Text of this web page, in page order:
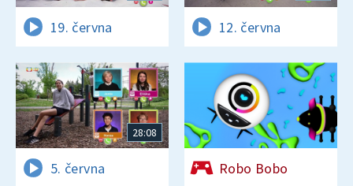
19. června 12. června
28:08
5. června Robo Bobo